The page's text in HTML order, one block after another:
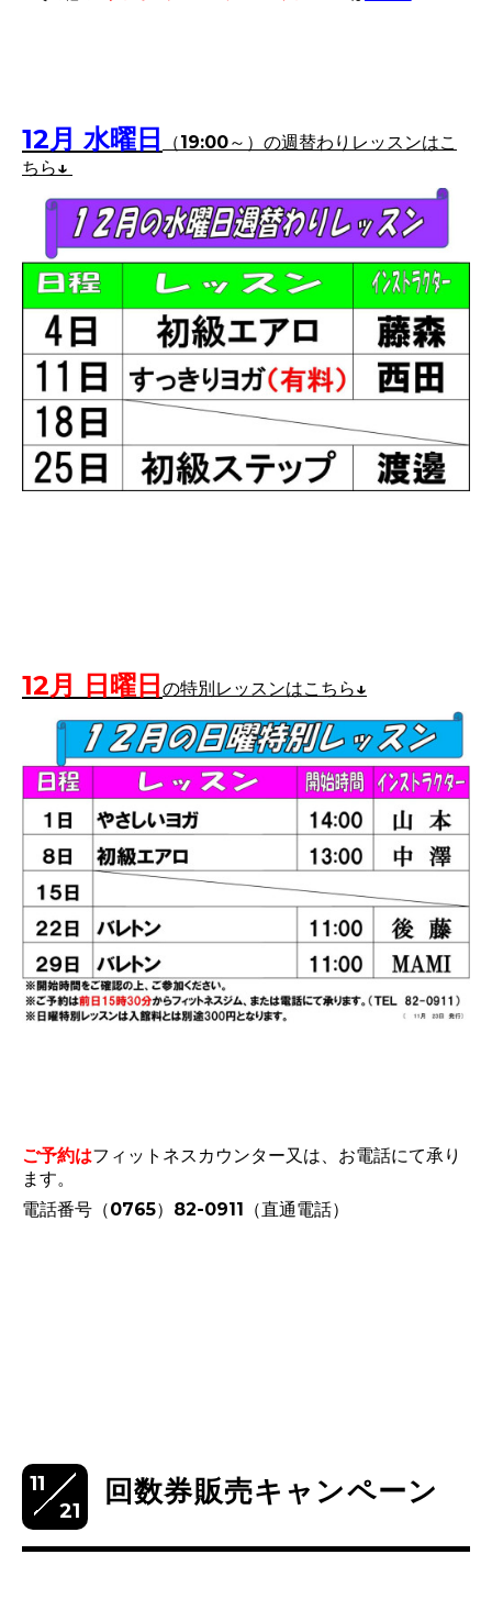
12月 水曜日 （19:00～） の週替わりレッスンはこ
ちら↓
12月 日曜日 の特別レッスンはこちら↓
ご予約はフィットネスカウンター又は、お電話にて承り
ます。
電話番号（0765）82-0911（直通電話）
11
21
回数券販売キャンペーン